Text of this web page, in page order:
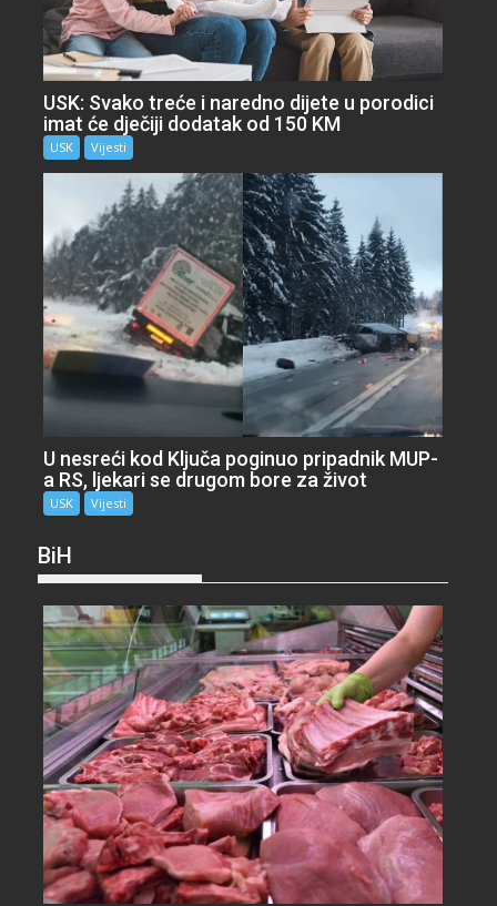
USK: Svako treće i naredno dijete u porodici
imat će dječiji dodatak od 150 KM
USK Vijesti
U nesreći kod Ključa poginuo pripadnik MUP-
a RS, ljekari se drugom bore za život
USK Vijesti
BiH